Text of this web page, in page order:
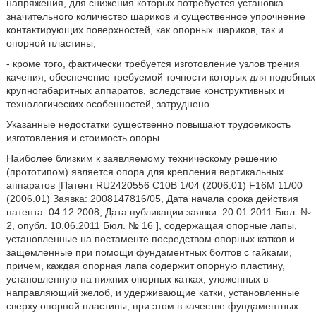
напряжения, для снижения которых потребуется установка
значительного количество шариков и существенное упрочнение
контактирующих поверхностей, как опорных шариков, так и
опорной пластины;
- кроме того, фактически требуется изготовление узлов трения
качения, обеспечение требуемой точности которых для подобных
крупногабаритных аппаратов, вследствие конструктивных и
технологических особенностей, затруднено.
Указанные недостатки существенно повышают трудоемкость
изготовления и стоимость опоры.
Наиболее близким к заявляемому техническому решению
(прототипом) является опора для крепления вертикальных
аппаратов [Патент RU2420556 C10B 1/04 (2006.01) F16M 11/00
(2006.01) Заявка: 2008147816/05, Дата начала срока действия
патента: 04.12.2008, Дата публикации заявки: 20.01.2011 Бюл. №
2, опубл. 10.06.2011 Бюл. № 16 ], содержащая опорные лапы,
установленные на постаменте посредством опорных катков и
защемленные при помощи фундаментных болтов с гайками,
причем, каждая опорная лапа содержит опорную пластину,
установленную на нижних опорных катках, уложенных в
направляющий желоб, и удерживающие катки, установленные
сверху опорной пластины, при этом в качестве фундаментных